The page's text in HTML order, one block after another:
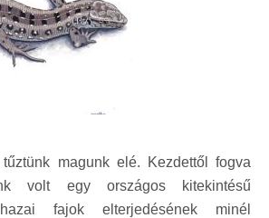
magunk elé. Kezdettől fogva
volt egy országos kitekintésű
fajok elterjedésének minél